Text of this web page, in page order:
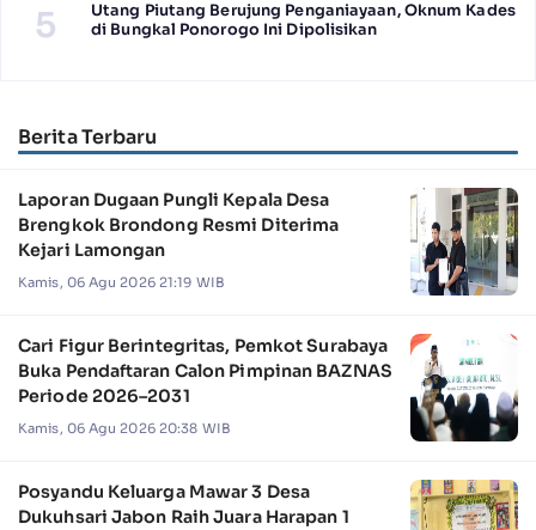
5
Utang Piutang Berujung Penganiayaan, Oknum Kades
di Bungkal Ponorogo Ini Dipolisikan
Berita Terbaru
Laporan Dugaan Pungli Kepala Desa
Brengkok Brondong Resmi Diterima
Kejari Lamongan
Kamis, 06 Agu 2026 21:19 WIB
Cari Figur Berintegritas, Pemkot Surabaya
Buka Pendaftaran Calon Pimpinan BAZNAS
Periode 2026–2031
Kamis, 06 Agu 2026 20:38 WIB
Posyandu Keluarga Mawar 3 Desa
Dukuhsari Jabon Raih Juara Harapan 1